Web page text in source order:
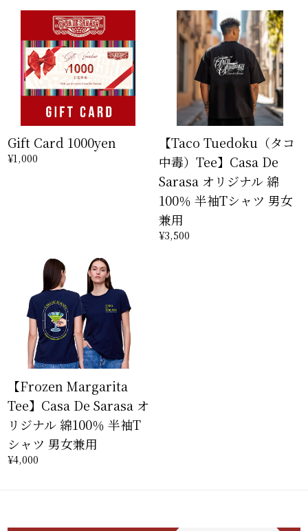
Gift Card 1000yen
¥1,000
【Taco Tuedoku（タコ
中毒）Tee】Casa De
Sarasa オリジナル 綿
100％ 半袖Tシャツ 男女
兼用
¥3,500
【Frozen Margarita
Tee】Casa De Sarasa オ
リジナル 綿100％ 半袖T
シャツ 男女兼用
¥4,000